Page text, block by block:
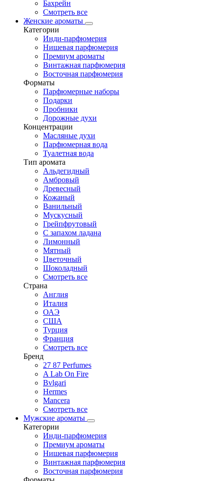
Бахрейн
Смотреть все
Женские ароматы
Категории
Инди-парфюмерия
Нишевая парфюмерия
Премиум ароматы
Винтажная парфюмерия
Восточная парфюмерия
Форматы
Парфюмерные наборы
Подарки
Пробники
Дорожные духи
Концентрации
Масляные духи
Парфюмерная вода
Туалетная вода
Тип аромата
Альдегидный
Амбровый
Древесный
Кожаный
Ванильный
Мускусный
Грейпфрутовый
С запахом ладана
Лимонный
Мятный
Цветочный
Шоколадный
Смотреть все
Страна
Англия
Италия
ОАЭ
США
Турция
Франция
Смотреть все
Бренд
27 87 Perfumes
A Lab On Fire
Bvlgari
Hermes
Mancera
Смотреть все
Мужские ароматы
Категории
Инди-парфюмерия
Премиум ароматы
Нишевая парфюмерия
Винтажная парфюмерия
Восточная парфюмерия